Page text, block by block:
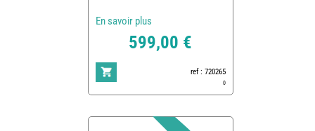
En savoir plus
599,00 €
ref : 720265
0